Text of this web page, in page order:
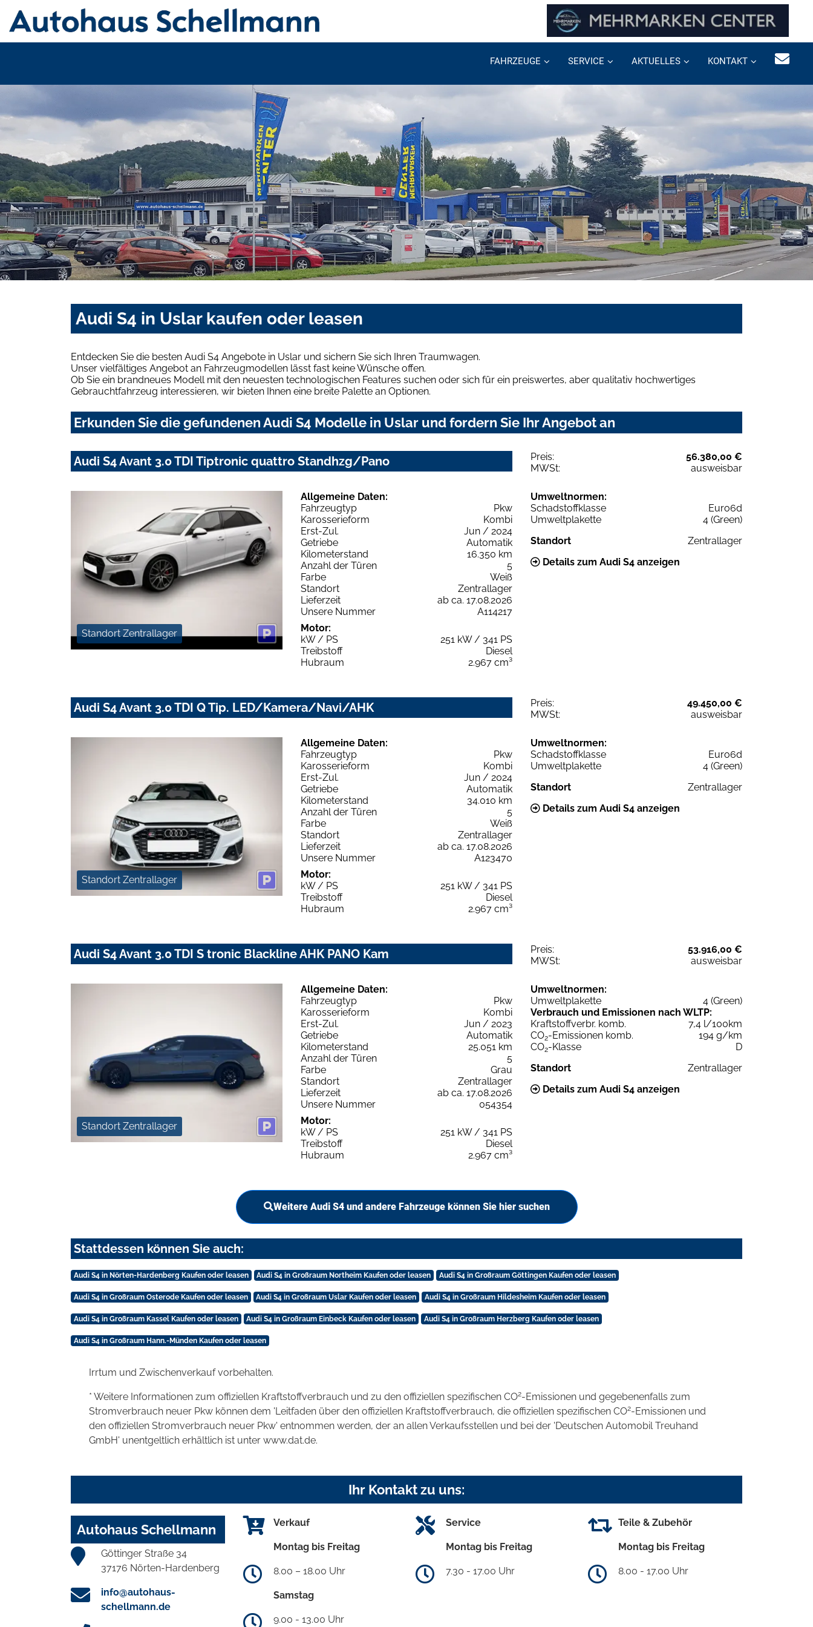
FAHRZEUGE SERVICE AKTUELLES KONTAKT
Audi S4 in Uslar kaufen oder leasen
Entdecken Sie die besten Audi S4 Angebote in Uslar und sichern Sie sich Ihren Traumwagen.
Unser vielfältiges Angebot an Fahrzeugmodellen lässt fast keine Wünsche offen.
Ob Sie ein brandneues Modell mit den neuesten technologischen Features suchen oder sich für ein preiswertes, aber qualitativ hochwertiges
Gebrauchtfahrzeug interessieren, wir bieten Ihnen eine breite Palette an Optionen.
Erkunden Sie die gefundenen Audi S4 Modelle in Uslar und fordern Sie Ihr Angebot an
Audi S4 Avant 3.0 TDI Tiptronic quattro Standhzg/Pano Preis:
56.380,00 €
MWSt:
ausweisbar
Standort Zentrallager
Allgemeine Daten:
Fahrzeugtyp
Pkw
Karosserieform
Kombi
Erst-Zul.
Jun / 2024
Getriebe
Automatik
Kilometerstand
16.350 km
Anzahl der Türen
5
Farbe
Weiß
Standort
Zentrallager
Lieferzeit
ab ca. 17.08.2026
Unsere Nummer
A114217
Motor:
kW / PS
251 kW / 341 PS
Treibstoff
Diesel
Hubraum
2.967 cm³
Umweltnormen:
Schadstoffklasse
Euro6d
Umweltplakette
4 (Green)
Standort
Zentrallager
Details zum Audi S4 anzeigen
Audi S4 Avant 3.0 TDI Q Tip. LED/Kamera/Navi/AHK Preis:
49.450,00 €
MWSt:
ausweisbar
Standort Zentrallager
Allgemeine Daten:
Fahrzeugtyp
Pkw
Karosserieform
Kombi
Erst-Zul.
Jun / 2024
Getriebe
Automatik
Kilometerstand
34.010 km
Anzahl der Türen
5
Farbe
Weiß
Standort
Zentrallager
Lieferzeit
ab ca. 17.08.2026
Unsere Nummer
A123470
Motor:
kW / PS
251 kW / 341 PS
Treibstoff
Diesel
Hubraum
2.967 cm³
Umweltnormen:
Schadstoffklasse
Euro6d
Umweltplakette
4 (Green)
Standort
Zentrallager
Details zum Audi S4 anzeigen
Audi S4 Avant 3.0 TDI S tronic Blackline AHK PANO Kam Preis:
53.916,00 €
MWSt:
ausweisbar
Standort Zentrallager
Allgemeine Daten:
Fahrzeugtyp
Pkw
Karosserieform
Kombi
Erst-Zul.
Jun / 2023
Getriebe
Automatik
Kilometerstand
25.051 km
Anzahl der Türen
5
Farbe
Grau
Standort
Zentrallager
Lieferzeit
ab ca. 17.08.2026
Unsere Nummer
054354
Motor:
kW / PS
251 kW / 341 PS
Treibstoff
Diesel
Hubraum
2.967 cm³
Umweltnormen:
Umweltplakette
4 (Green)
Verbrauch und Emissionen nach WLTP:
Kraftstoffverbr. komb.
7,4 l/100km
CO2-Emissionen komb.
194 g/km
CO2-Klasse
D
Standort
Zentrallager
Details zum Audi S4 anzeigen
Weitere Audi S4 und andere Fahrzeuge können Sie hier suchen
Stattdessen können Sie auch:
Audi S4 in Nörten-Hardenberg Kaufen oder leasen Audi S4 in Großraum Northeim Kaufen oder leasen Audi S4 in Großraum Göttingen Kaufen oder leasen
Audi S4 in Großraum Osterode Kaufen oder leasen Audi S4 in Großraum Uslar Kaufen oder leasen Audi S4 in Großraum Hildesheim Kaufen oder leasen
Audi S4 in Großraum Kassel Kaufen oder leasen Audi S4 in Großraum Einbeck Kaufen oder leasen Audi S4 in Großraum Herzberg Kaufen oder leasen
Audi S4 in Großraum Hann.-Münden Kaufen oder leasen
Irrtum und Zwischenverkauf vorbehalten.
* Weitere Informationen zum offiziellen Kraftstoffverbrauch und zu den offiziellen spezifischen CO2-Emissionen und gegebenenfalls zum
Stromverbrauch neuer Pkw können dem 'Leitfaden über den offiziellen Kraftstoffverbrauch, die offiziellen spezifischen CO2-Emissionen und
den offiziellen Stromverbrauch neuer Pkw' entnommen werden, der an allen Verkaufsstellen und bei der 'Deutschen Automobil Treuhand
GmbH' unentgeltlich erhältlich ist unter www.dat.de.
Ihr Kontakt zu uns:
Autohaus Schellmann
Göttinger Straße 34
37176 Nörten-Hardenberg
info@autohaus-
schellmann.de
Verkauf
Montag bis Freitag
8.00 – 18.00 Uhr
Samstag
9.00 - 13.00 Uhr
Service
Montag bis Freitag
7.30 - 17.00 Uhr
Teile & Zubehör
Montag bis Freitag
8.00 - 17.00 Uhr